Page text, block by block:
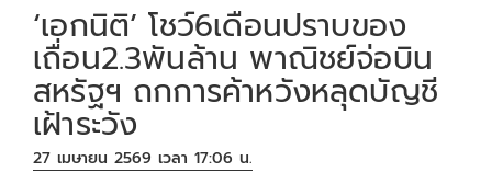
‘เอกนิติ’ โชว์6เดือนปราบของ
เถื่อน2.3พันล้าน พาณิชย์จ่อบิน
สหรัฐฯ ถกการค้าหวังหลุดบัญชี
เฝ้าระวัง
27 เมษายน 2569 เวลา 17:06 น.